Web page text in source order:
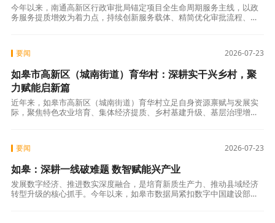
今年以来，南通高新区行政审批局锚定项目全生命周期服务主线，以政
务服务提质增效为着力点，持续创新服务载体、精简优化审批流程、纵
2026-07-23
要闻
如皋市高新区（城南街道）育华村：深耕实干兴乡村，聚
力赋能启新篇
近年来，如皋市高新区（城南街道）育华村立足自身资源禀赋与发展实
际，聚焦特色农业培育、集体经济提质、乡村基建升级、基层治理增效
2026-07-23
要闻
如皋：深耕一线破难题 数智赋能兴产业
发展数字经济、推进数实深度融合，是培育新质生产力、推动县域经济
转型升级的核心抓手。今年以来，如皋市数据局紧扣数字中国建设部